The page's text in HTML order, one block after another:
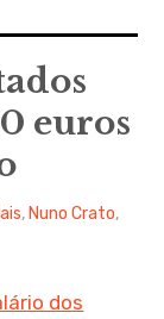
euros
, Nuno Crato,
dos